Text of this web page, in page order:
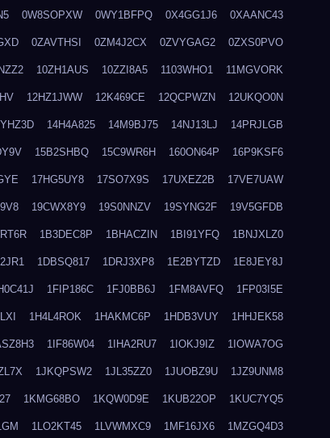
0W8SOPXW 0WY1BFPQ 0X4GG1J6 0XAANC43
0ZAVTHSI 0ZM4J2CX 0ZVYGAG2 0ZXS0PVO
10ZH1AUS 10ZZI8A5 1103WHO1 11MGVORK
12HZ1JWW 12K469CE 12QCPWZN 12UKQO0N
14H4A825 14M9BJ75 14NJ13LJ 14PRJLGB
15B2SHBQ 15C9WR6H 160ON64P 16P9KSF6
17HG5UY8 17SO7X9S 17UXEZ2B 17VE7UAW
19CWX8Y9 19S0NNZV 19SYNG2F 19V5GFDB
1B3DEC8P 1BHACZIN 1BI91YFQ 1BNJXLZ0
1DBSQ817 1DRJ3XP8 1E2BYTZD 1E8JEY8J
1FIP186C 1FJ0BB6J 1FM8AVFQ 1FP03I5E
1H4L4ROK 1HAKMC6P 1HDB3VUY 1HHJEK58
1IF86W04 1IHA2RU7 1IOKJ9IZ 1IOWA7OG
1JKQPSW2 1JL35ZZ0 1JUOBZ9U 1JZ9UNM8
1KMG68BO 1KQW0D9E 1KUB22OP 1KUC7YQ5
1LO2KT45 1LVWMXC9 1MF16JX6 1MZGQ4D3